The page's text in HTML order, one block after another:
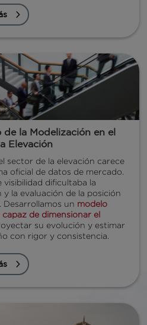
de la Modelización en el
Elevación
sector de la elevación carece
oficial de datos de mercado.
visibilidad dificultaba la
y la evaluación de la posición
Desarrollamos un modelo
de dimensionar el
su evolución y estimar
con rigor y consistencia.